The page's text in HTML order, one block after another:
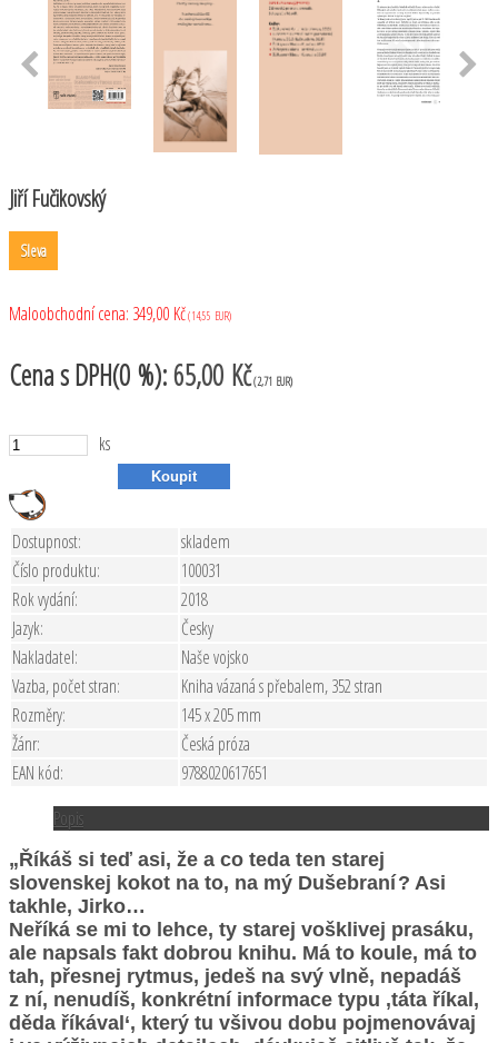
Jiří Fučikovský
Sleva
Maloobchodní cena: 349,00 Kč(14,55 EUR)
Cenas DPH(0 %):65,00 Kč(2,71 EUR)
ks
Dostupnost:
skladem
Číslo produktu:
100031
Rok vydání:
2018
Jazyk:
Česky
Nakladatel:
Naše vojsko
Vazba, počet stran:
Kniha vázaná s přebalem, 352 stran
Rozměry:
145 x 205 mm
Žánr:
Česká próza
EAN kód:
9788020617651
Popis
„Říkáš si teď asi, že a co teda ten starej
slovenskej kokot na to, na mý Dušebraní ? Asi
takhle, Jirko…
Neříká se mi to lehce, ty starej vošklivej prasáku,
ale napsals fakt dobrou knihu. Má to koule, má to
tah, přesnej rytmus, jedeš na svý vlně, nepadáš
z ní, nenudíš, konkrétní informace typu ‚táta říkal,
děda říkával‘, který tu všivou dobu pojmenovávaj